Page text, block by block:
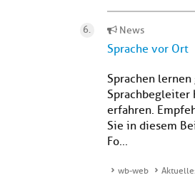
News
Sprache vor Ort
Sprachen
Sprachbegleiter
erfahren.
Sie in diesem
Fo...
wb-web